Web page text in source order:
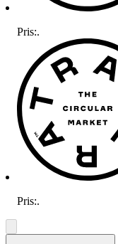
Pris:.
Pris:.